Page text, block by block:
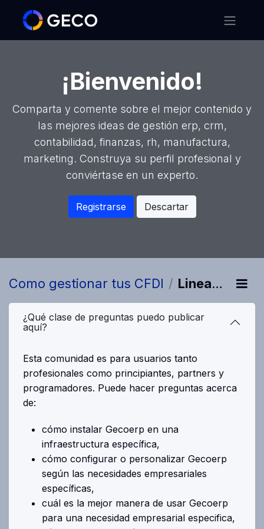
¡Bienvenido!
Comparta y comente sobre el mejor contenido y
las mejores ideas de gestión erp, crm,
contabilidad, finanzas, rh, manufactura,
marketing. Construya su perfil profesional y
conviértase en un experto.
Registrarse Descartar
Como gestionar tus CFDI Lineamientos
¿Qué clase de preguntas puedo publicar
aquí?
Esta comunidad es para usuarios tanto
profesionales como principiantes, partners y
programadores. Puede hacer preguntas acerca
de:
cómo instalar Gecoerp en una
infraestructura específica,
cómo configurar o personalizar Gecoerp
según las necesidades empresariales
específicas,
cuál es la mejor manera de usar Gecoerp
para una necesidad empresarial especifica,